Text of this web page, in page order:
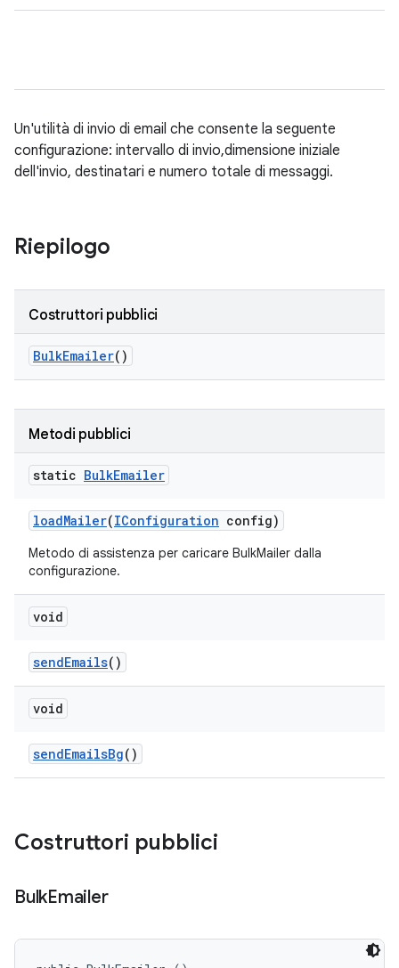
Un'utilità di invio di email che consente la seguente
configurazione: intervallo di invio,dimensione iniziale
dell'invio, destinatari e numero totale di messaggi.
Riepilogo
Costruttori pubblici
BulkEmailer()
Metodi pubblici
static BulkEmailer
loadMailer(IConfiguration config)
Metodo di assistenza per caricare BulkMailer dalla
configurazione.
void
sendEmails()
void
sendEmailsBg()
Costruttori pubblici
BulkEmailer